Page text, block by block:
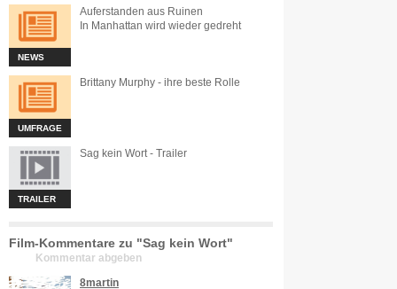
NEWS
Auferstanden aus Ruinen
In Manhattan wird wieder gedreht
UMFRAGE
Brittany Murphy - ihre beste Rolle
TRAILER
Sag kein Wort - Trailer
Film-Kommentare zu "Sag kein Wort"
Kommentar abgeben
8martin